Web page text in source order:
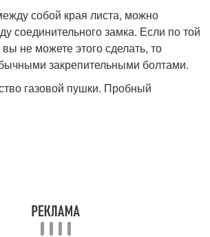
собой края листа, можно
соединительного замка. Если по той
не можете этого сделать, то
закрепительными болтами.